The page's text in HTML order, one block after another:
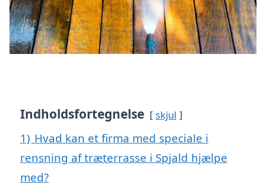
Indholdsfortegnelse skjul
1) Hvad kan et firma med speciale i
rensning af træterrasse i Spjald hjælpe
med?